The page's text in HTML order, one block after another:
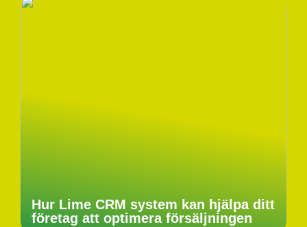
Hur Lime CRM system kan hjälpa ditt
företag att optimera försäljningen